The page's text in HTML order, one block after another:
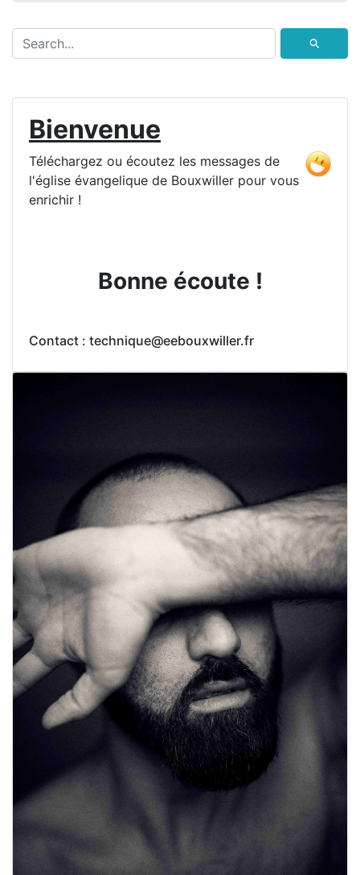
⚲
Bienvenue
Téléchargez ou écoutez les messages de
l'église évangelique de Bouxwiller pour vous
enrichir !
Bonne écoute !
Contact : technique@eebouxwiller.fr